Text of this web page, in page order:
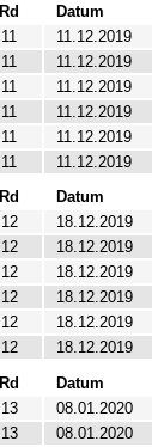
Rd
Datum
11
11.12.2019
11
11.12.2019
11
11.12.2019
11
11.12.2019
11
11.12.2019
11
11.12.2019
Rd
Datum
12
18.12.2019
12
18.12.2019
12
18.12.2019
12
18.12.2019
12
18.12.2019
12
18.12.2019
Rd
Datum
13
08.01.2020
13
08.01.2020